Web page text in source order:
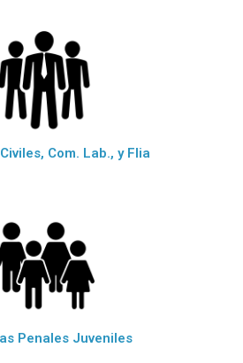
Com. Lab., y Flia
Penales Juveniles